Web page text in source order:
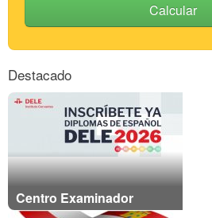
Calcular
Destacado
Centro Examinador